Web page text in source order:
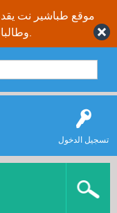
موقع طباشير نت
تسجيل الدخول